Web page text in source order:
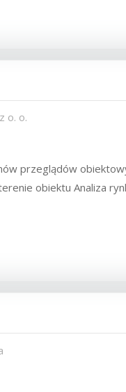
o. o.
przeglądów
obiektu Analiza